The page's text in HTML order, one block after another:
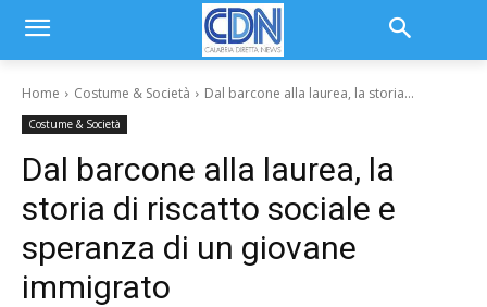
Home Costume & Società Dal barcone alla laurea, la storia...
Costume & Società
Dal barcone alla laurea, la
storia di riscatto sociale e
speranza di un giovane
immigrato